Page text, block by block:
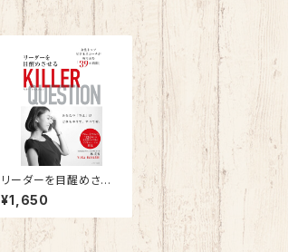
リーダーを目醒めさせ
るキラー・クエスチョン
～女性トップコーチが斬
り込む「39」の質問～
¥1,650